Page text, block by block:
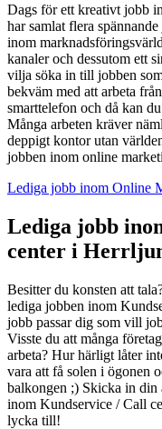
Dags för ett kreativt jobb
har samlat flera
inom
kanaler och dessutom ett
vilja söka in till jobben
bekväm med att arbeta
smarttelefon och då kan
Många arbeten kräver
deppigt kontor utan
jobben inom online
Lediga jobb inom Online
Lediga jobb
center i
Besitter du konsten att
lediga jobben inom
jobb passar dig som vill
Visste du att många
arbeta? Hur härligt låter
vara att få solen i ögonen
balkongen ;) Skicka in din
inom Kundservice / Call
lycka till!